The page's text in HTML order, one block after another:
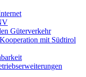
Güterverkehr
mit Südtirol